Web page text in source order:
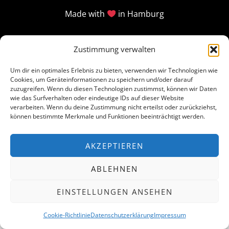
Zustimmung verwalten
Um dir ein optimales Erlebnis zu bieten, verwenden wir Technologien wie
Cookies, um Geräteinformationen zu speichern und/oder darauf
zuzugreifen. Wenn du diesen Technologien zustimmst, können wir Daten
wie das Surfverhalten oder eindeutige IDs auf dieser Website
verarbeiten. Wenn du deine Zustimmung nicht erteilst oder zurückziehst,
können bestimmte Merkmale und Funktionen beeinträchtigt werden.
AKZEPTIEREN
ABLEHNEN
EINSTELLUNGEN ANSEHEN
Cookie-RichtlinieDatenschutzerklärungImpressum
Made with in Hamburg